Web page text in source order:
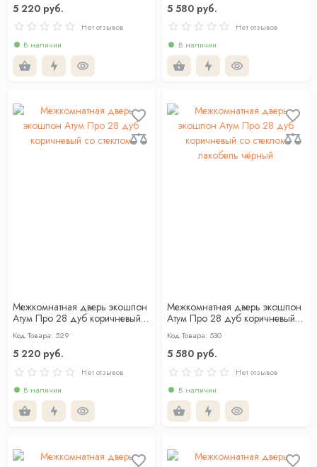
5 220 руб.
Нет отзывов
В наличии
5 580 руб.
Нет отзывов
В наличии
Межкомнатная дверь экошпон
Атум Про 28 дуб коричневый
со стеклом
Код Товара: 529
5 220 руб.
Нет отзывов
В наличии
Межкомнатная дверь экошпон
Атум Про 28 дуб коричневый
со стеклом лакобель чёрный
Код Товара: 530
5 580 руб.
Нет отзывов
В наличии